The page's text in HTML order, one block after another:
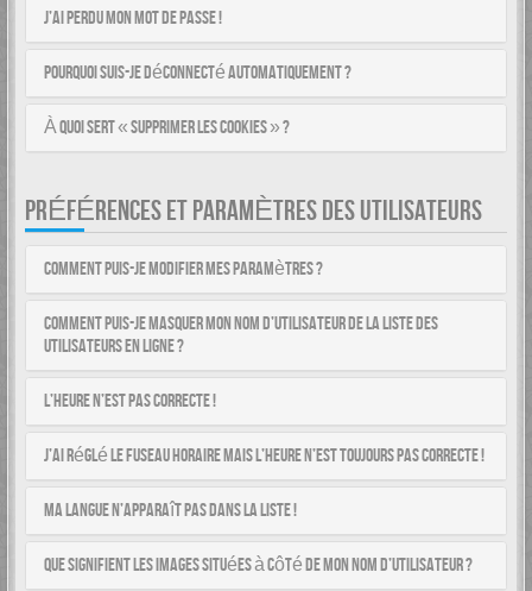
J’ai perdu mon mot de passe !
Pourquoi suis-je déconnecté automatiquement ?
À quoi sert « Supprimer les cookies » ?
PRÉFÉRENCES ET PARAMÈTRES DES UTILISATEURS
Comment puis-je modifier mes paramètres ?
Comment puis-je masquer mon nom d’utilisateur de la liste des
utilisateurs en ligne ?
L’heure n’est pas correcte !
J’ai réglé le fuseau horaire mais l’heure n’est toujours pas correcte !
Ma langue n’apparaît pas dans la liste !
Que signifient les images situées à côté de mon nom d’utilisateur ?